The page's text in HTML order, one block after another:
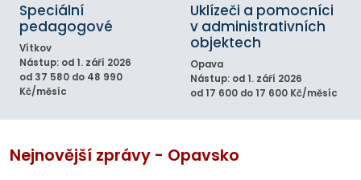
Speciální
pedagogové
Vítkov
Nástup: od 1. září 2026
od 37 580 do 48 990
Kč/měsíc
Uklízeči a pomocníci
v administrativních
objektech
Opava
Nástup: od 1. září 2026
od 17 600 do 17 600 Kč/měsíc
Nejnovější zprávy - Opavsko